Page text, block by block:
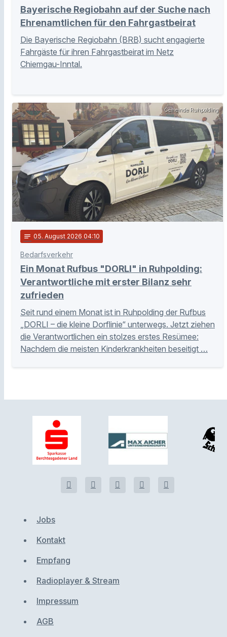
Bayerische Regiobahn auf der Suche nach
Ehrenamtlichen für den Fahrgastbeirat
Die Bayerische Regiobahn (BRB) sucht engagierte
Fahrgäste für ihren Fahrgastbeirat im Netz
Chiemgau-Inntal.
Gemeinde Ruhpolding
notes 05. August 2026 04:10
Bedarfsverkehr
Ein Monat Rufbus "DORLI" in Ruhpolding:
Verantwortliche mit erster Bilanz sehr
zufrieden
Seit rund einem Monat ist in Ruhpolding der Rufbus
„DORLI – die kleine Dorflinie“ unterwegs. Jetzt ziehen
die Verantwortlichen ein stolzes erstes Resümee:
Nachdem die meisten Kinderkrankheiten beseitigt …
Jobs
Kontakt
Empfang
Radioplayer & Stream
Impressum
AGB